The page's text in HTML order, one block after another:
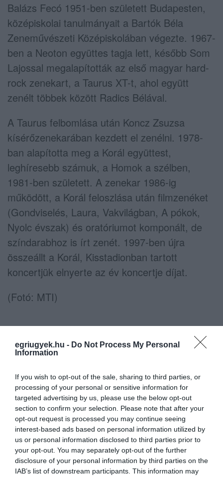
egriugyek.hu - Do Not Process My Personal
Information
If you wish to opt-out of the sale, sharing to third parties, or
processing of your personal or sensitive information for
targeted advertising by us, please use the below opt-out
section to confirm your selection. Please note that after your
opt-out request is processed you may continue seeing
interest-based ads based on personal information utilized by
us or personal information disclosed to third parties prior to
your opt-out. You may separately opt-out of the further
disclosure of your personal information by third parties on the
IAB’s list of downstream participants. This information may
Balázs Fecó 1951-ben született Budapesten,
középiskolai tanulmányait a Bartók Béla
Zeneművészeti Középiskolában végezte. 1967-
ben a Neoton együttes tagja lett, később Som
Lajossal megalapították az első magyar hard-
rock zenekart, a Taurus XT-t, ahol együtt
zenélt többek között Radics Bélával.
A Taurus felbomlása után Koncz Zsuzsa
kísérőzenekarában kezdett el zenélni. 1978-
ban alapította meg a Korál együttest,
leghíresebb számuk, a Homok a szélben,
1981-ben született. A zenekar 1986-ig
működött, a Korál feloszlása után filmzenéket
(Gondviselés, Laura, Vakvilágban, A pókok,
Nyolc évszak) és oratóriumot komponált, de
színdarabhoz is írt zenét. 1997-ben újra
összeállt a Korál, Kisstadionban tartott
koncertjük elnyerte az év koncertje díjat.
(Fotó: MTI)
bennünket az EGRI ÜGYEK Google Hírek oldalán!
VISSZA A FŐOLDALRA